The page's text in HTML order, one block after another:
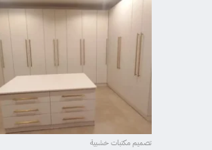
تصميم مكتبات خشبية